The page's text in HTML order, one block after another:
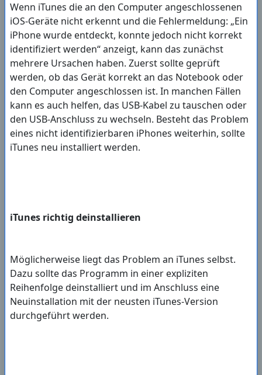
Wenn iTunes die an den Computer angeschlossenen
iOS-Geräte nicht erkennt und die Fehlermeldung: „Ein
iPhone wurde entdeckt, konnte jedoch nicht korrekt
identifiziert werden“ anzeigt, kann das zunächst
mehrere Ursachen haben. Zuerst sollte geprüft
werden, ob das Gerät korrekt an das Notebook oder
den Computer angeschlossen ist. In manchen Fällen
kann es auch helfen, das USB-Kabel zu tauschen oder
den USB-Anschluss zu wechseln. Besteht das Problem
eines nicht identifizierbaren iPhones weiterhin, sollte
iTunes neu installiert werden.
iTunes richtig deinstallieren
Möglicherweise liegt das Problem an iTunes selbst.
Dazu sollte das Programm in einer expliziten
Reihenfolge deinstalliert und im Anschluss eine
Neuinstallation mit der neusten iTunes-Version
durchgeführt werden.